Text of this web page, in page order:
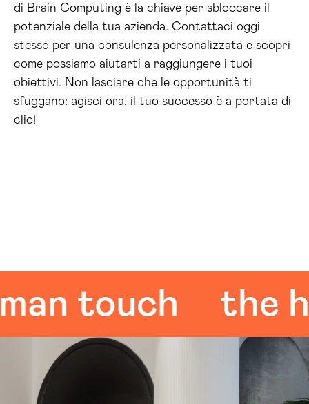
di Brain Computing è la chiave per sbloccare il
potenziale della tua azienda. Contattaci oggi
stesso per una consulenza personalizzata e scopri
come possiamo aiutarti a raggiungere i tuoi
obiettivi. Non lasciare che le opportunità ti
sfuggano: agisci ora, il tuo successo è a portata di
clic!
touch the